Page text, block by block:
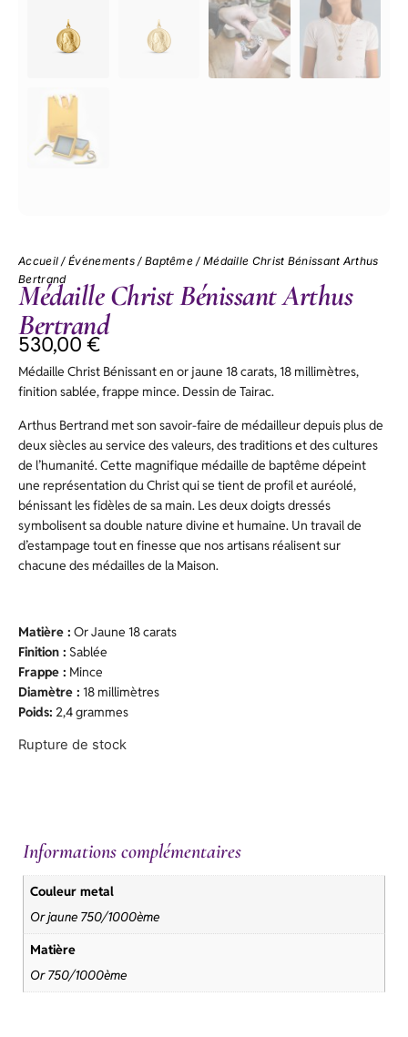
Accueil /Événements / Baptême / Médaille Christ Bénissant Arthus
Bertrand
Médaille Christ Bénissant Arthus
Bertrand
530,00 €
Médaille Christ Bénissant en or jaune 18 carats, 18 millimètres,
finition sablée, frappe mince. Dessin de Tairac.
Arthus Bertrand met son savoir-faire de médailleur depuis plus de
deux siècles au service des valeurs, des traditions et des cultures
de l’humanité. Cette magnifique médaille de baptême dépeint
une représentation du Christ qui se tient de profil et auréolé,
bénissant les fidèles de sa main. Les deux doigts dressés
symbolisent sa double nature divine et humaine. Un travail de
d’estampage tout en finesse que nos artisans réalisent sur
chacune des médailles de la Maison.
Matière : Or Jaune 18 carats
Finition : Sablée
Frappe : Mince
Diamètre : 18 millimètres
Poids: 2,4 grammes
Rupture de stock
Informations complémentaires
Couleur metal
Or jaune 750/1000ème
Matière
Or 750/1000ème